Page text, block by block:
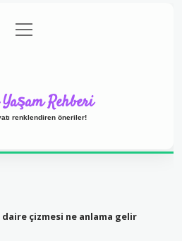
Politikası
menüyü
aç
Rehberi
renklendiren öneriler!
daire çizmesi ne anlama gelir